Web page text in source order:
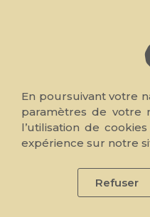
Inscrivez-vous à notre
bons
© 2026 Note de Cœur,
En poursuivant votre
paramètres de votre
l’utilisation de
expérience sur notre
Refuser